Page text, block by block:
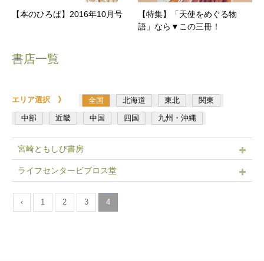
【本のひろば】2016年10月号
【特集】「天使をめぐる物
語」なら▼この三冊！
書店一覧
エリア選択 》 全国 北海道 東北
関東
中部
近畿 中国 四国 九州・沖縄
宮崎ともしび書房
ライフセンタービブロス堂
‹ 1 2 3 4